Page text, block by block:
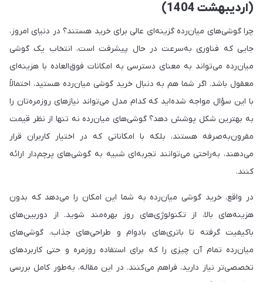
(اردیبهشت 1404)
چرا گوشی‌های میان‌رده گزینه‌ای عالی برای خرید هستند؟ در دنیای امروز،
جایی که فناوری به‌سرعت در حال پیشرفت است، انتخاب یک گوشی
میان‌رده می‌تواند به معنای دسترسی به امکانات فوق‌العاده با هزینه‌ای
معقول باشد. اگر شما هم به دنبال خرید گوشی میان‌رده هستید، احتمالاً
با این سؤال مواجه شده‌اید که کدام مدل می‌تواند نیازهای روزمره‌تان را
به بهترین شکل پوشش دهد؟ گوشی‌های میان‌رده نه تنها از نظر قیمت
مقرون‌به‌صرفه هستند، بلکه با امکاناتی که در اختیار کاربران قرار
می‌دهند، به‌راحتی می‌توانند تجربه‌ای شبیه به گوشی‌های پرچم‌دار ارائه
کنند.
در واقع، خرید گوشی میان‌رده به شما این امکان را می‌دهد که بدون
هزینه‌های بالا، از تکنولوژی‌های روز بهره‌مند شوید. از دوربین‌های
باکیفیت گرفته تا باتری‌های بادوام و طراحی‌های جذاب، گوشی‌های
میان‌رده تمام آن چیزی را که برای استفاده روزمره و حتی کاربردهای
تخصصی‌تر نیاز دارید، فراهم می‌کنند. در این مقاله، به‌طور کامل بررسی